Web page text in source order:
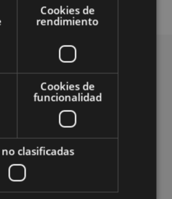
Cookies de
rendimiento
Cookies de
funcionalidad
clasificadas